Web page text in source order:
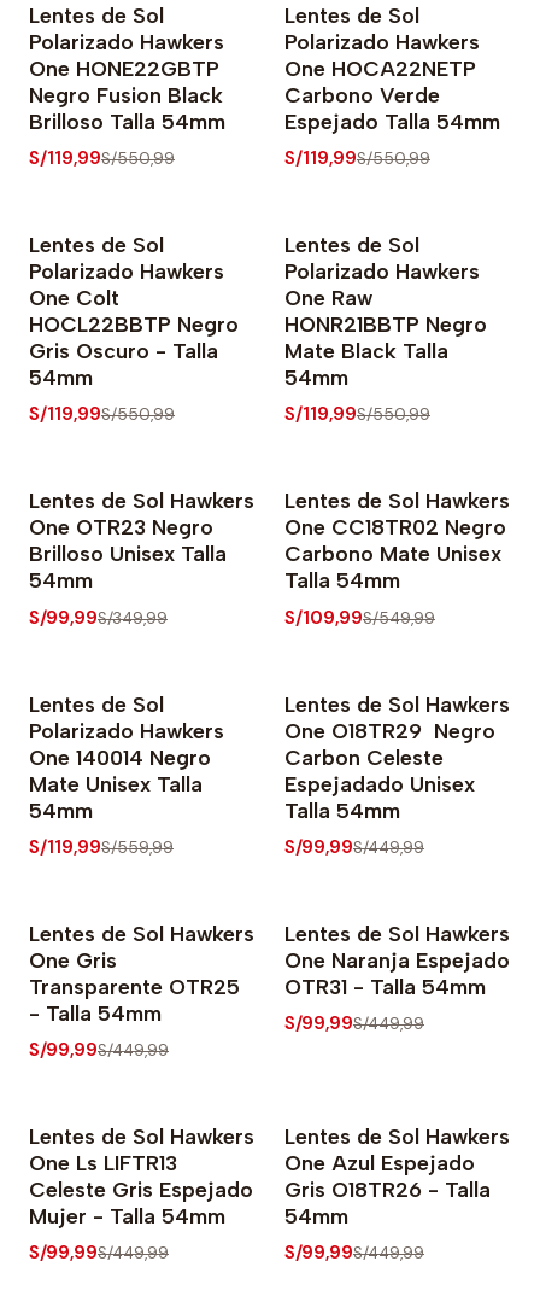
-78% OFF
Lentes de Sol
Polarizado Hawkers
One HONE22GBTP
Negro Fusion Black
Brilloso Talla 54mm
S/119,99S/550,99
-78% OFF
Lentes de Sol
Polarizado Hawkers
One HOCA22NETP
Carbono Verde
Espejado Talla 54mm
S/119,99S/550,99
-78% OFF
Lentes de Sol
Polarizado Hawkers
One Colt
HOCL22BBTP Negro
Gris Oscuro - Talla
54mm
S/119,99S/550,99
-78% OFF
Lentes de Sol
Polarizado Hawkers
One Raw
HONR21BBTP Negro
Mate Black Talla
54mm
S/119,99S/550,99
-71% OFF
Lentes de Sol Hawkers
One OTR23 Negro
Brilloso Unisex Talla
54mm
S/99,99S/349,99
-80% OFF
Lentes de Sol Hawkers
One CC18TR02 Negro
Carbono Mate Unisex
Talla 54mm
S/109,99S/549,99
-79% OFF
Lentes de Sol
Polarizado Hawkers
One 140014 Negro
Mate Unisex Talla
54mm
S/119,99S/559,99
-78% OFF
Lentes de Sol Hawkers
One O18TR29 Negro
Carbon Celeste
Espejadado Unisex
Talla 54mm
S/99,99S/449,99
-78% OFF
Lentes de Sol Hawkers
One Gris
Transparente OTR25
- Talla 54mm
S/99,99S/449,99
-78% OFF
Lentes de Sol Hawkers
One Naranja Espejado
OTR31 - Talla 54mm
S/99,99S/449,99
-78% OFF
Lentes de Sol Hawkers
One Ls LIFTR13
Celeste Gris Espejado
Mujer - Talla 54mm
S/99,99S/449,99
-78% OFF
Lentes de Sol Hawkers
One Azul Espejado
Gris O18TR26 - Talla
54mm
S/99,99S/449,99